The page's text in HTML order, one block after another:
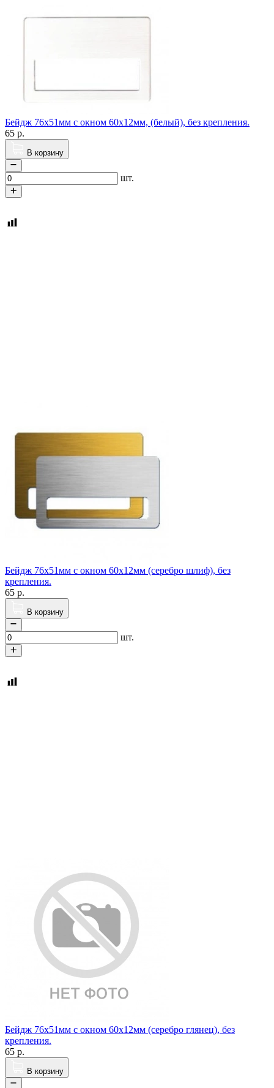
Бейдж 76х51мм с окном 60х12мм, (белый), без крепления.
65 р.
В корзину
шт.
Бейдж 76х51мм с окном 60х12мм (серебро шлиф), без
крепления.
65 р.
В корзину
шт.
Бейдж 76х51мм с окном 60х12мм (серебро глянец), без
крепления.
65 р.
В корзину